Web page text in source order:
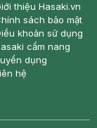
thiệu Hasaki.vn
sách bảo mật
khoản sử dụng
cẩm nang
dụng
hệ